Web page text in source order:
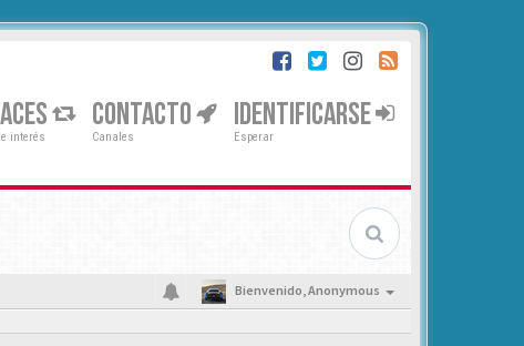
interés
CONTACTO
Canales
IDENTIFICARSE
Esperar
Bienvenido,Anonymous